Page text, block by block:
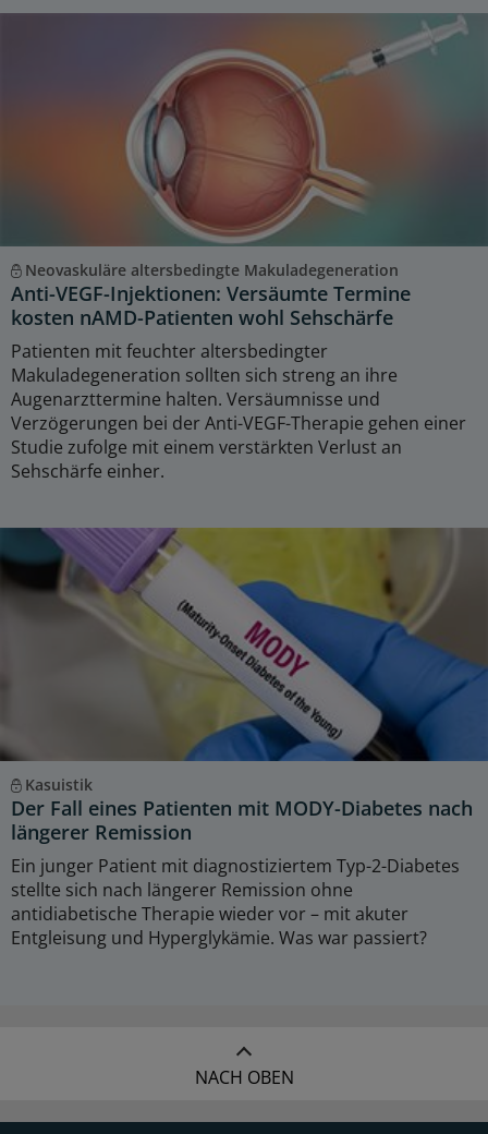
Neovaskuläre altersbedingte Makuladegeneration
Anti-VEGF-Injektionen: Versäumte Termine
kosten nAMD-Patienten wohl Sehschärfe
Patienten mit feuchter altersbedingter
Makuladegeneration sollten sich streng an ihre
Augenarzttermine halten. Versäumnisse und
Verzögerungen bei der Anti-VEGF-Therapie gehen einer
Studie zufolge mit einem verstärkten Verlust an
Sehschärfe einher.
Kasuistik
Der Fall eines Patienten mit MODY-Diabetes nach
längerer Remission
Ein junger Patient mit diagnostiziertem Typ-2-Diabetes
stellte sich nach längerer Remission ohne
antidiabetische Therapie wieder vor – mit akuter
Entgleisung und Hyperglykämie. Was war passiert?
NACH OBEN